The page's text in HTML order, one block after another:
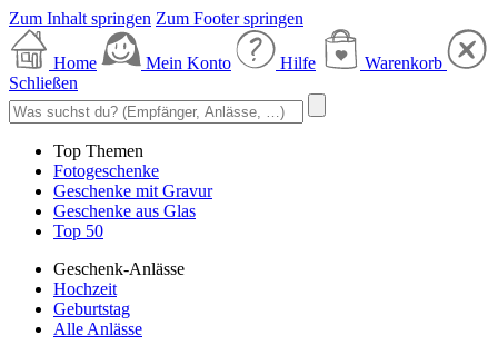
Zum Inhalt springen Zum Footer springen
Home Mein Konto Hilfe
Warenkorb
Schließen
Top Themen
Fotogeschenke
Geschenke mit Gravur
Geschenke aus Glas
Top 50
Geschenk-Anlässe
Hochzeit
Geburtstag
Alle Anlässe